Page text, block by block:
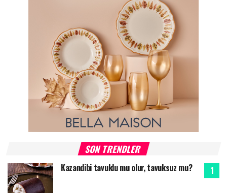
SON TRENDLER
Kazandibi tavuklu mu olur, tavuksuz mu?